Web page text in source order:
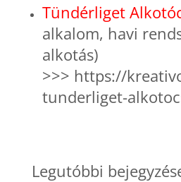
Tündérliget
alkalom, havi
alkotás)
>>> https://
tunderliget-
Legutóbbi